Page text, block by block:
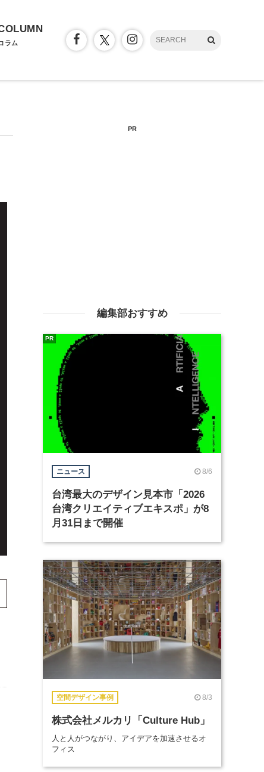
ラム
PR
編集部おすすめ
ニュース 8/6
台湾最大のデザイン見本市「2026
台湾クリエイティブエキスポ」が8
月31日まで開催
PR
空間デザイン事例 8/3
株式会社メルカリ「Culture Hub」
人と人がつながり、アイデアを加速させるオ
フィス